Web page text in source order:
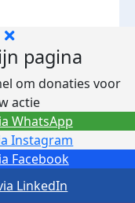
pagina
om donaties voor
actie
Facebook
Instagram
LinkedIn
WhatsApp